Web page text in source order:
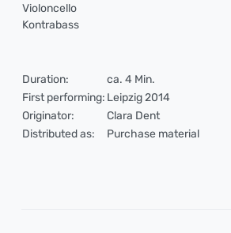
Violoncello
Kontrabass
Duration:
ca. 4 Min.
First performing: Leipzig 2014
Originator:
Clara Dent
Distributed as:
Purchase material